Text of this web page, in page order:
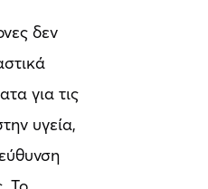
δεν
για τις
υγεία,